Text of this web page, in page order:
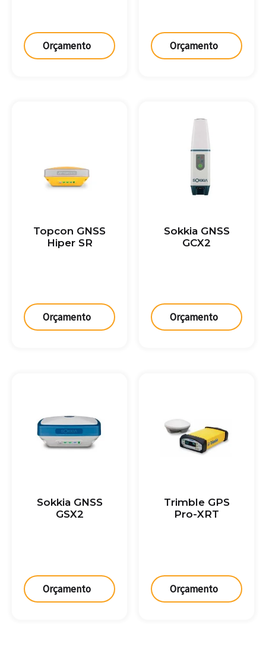
Orçamento Orçamento
Topcon GNSS
Hiper SR
Orçamento
Sokkia GNSS
GCX2
Orçamento
Sokkia GNSS
GSX2
Orçamento
Trimble GPS
Pro-XRT
Orçamento